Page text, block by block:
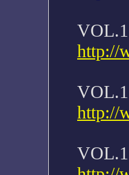
http://
http://